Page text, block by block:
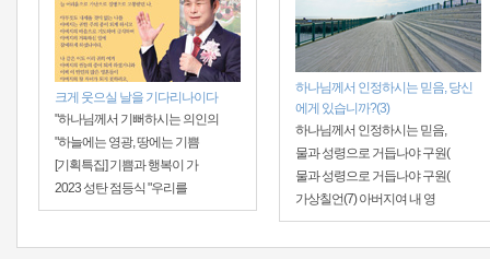
크게 웃으실 날을 기다리나이다
"하나님께서 기뻐하시는 의인의
"하늘에는 영광, 땅에는 기쁨
[기획특집] 기쁨과 행복이 가
2023 성탄 점등식 "우리를
하나님께서 인정하시는 믿음, 당신
에게 있습니까?(3)
하나님께서 인정하시는 믿음,
물과 성령으로 거듭나야 구원(
물과 성령으로 거듭나야 구원(
가상칠언(7) 아버지여 내 영